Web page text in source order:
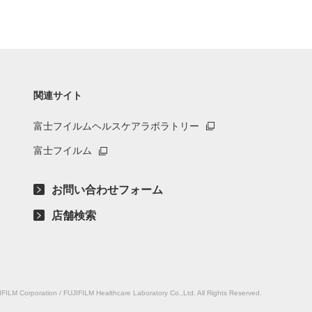
関連サイト
富士フイルムヘルスケアラボラトリー
富士フイルム
お問い合わせフォーム
店舗検索
Corporation / FUJIFILM Healthcare Laboratory Co.,Ltd. All Rights Reserved.